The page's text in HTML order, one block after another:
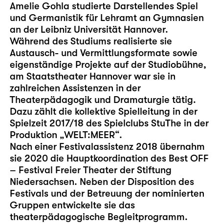
Amelie Gohla studierte Darstellendes Spiel
und Germanistik für Lehramt an Gymnasien
an der Leibniz Universität Hannover.
Während des Studiums realisierte sie
Austausch- und Vermittlungsformate sowie
eigenständige Projekte auf der Studiobühne,
am Staatstheater Hannover war sie in
zahlreichen Assistenzen in der
Theaterpädagogik und Dramaturgie tätig.
Dazu zählt die kollektive Spielleitung in der
Spielzeit 2017/18 des Spielclubs StuThe in der
Produktion „WELT:MEER“.
Nach einer Festivalassistenz 2018 übernahm
sie 2020 die Hauptkoordination des Best OFF
– Festival Freier Theater der Stiftung
Niedersachsen. Neben der Disposition des
Festivals und der Betreuung der nominierten
Gruppen entwickelte sie das
theaterpädagogische Begleitprogramm.